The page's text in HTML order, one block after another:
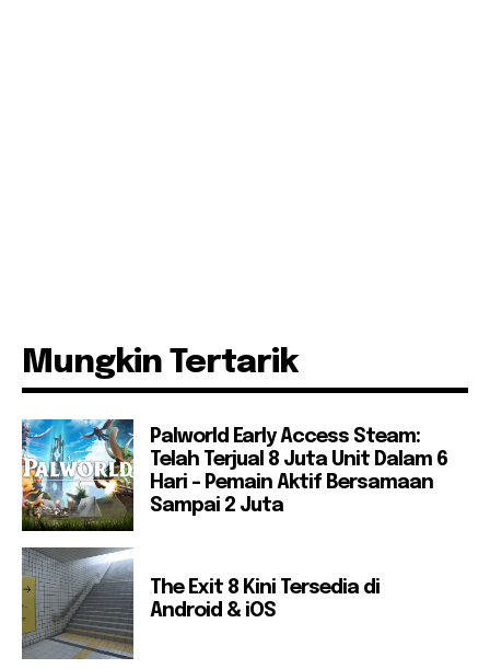
Mungkin Tertarik
Palworld Early Access Steam:
Telah Terjual 8 Juta Unit Dalam 6
Hari – Pemain Aktif Bersamaan
Sampai 2 Juta
The Exit 8 Kini Tersedia di
Android & iOS